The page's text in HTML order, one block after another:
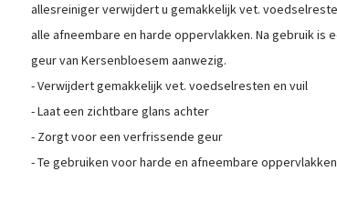
allesreiniger verwijdert u gemakkelijk vet.
alle afneembare en harde oppervlakken. Na gebruik is
geur van Kersenbloesem aanwezig.
- Verwijdert gemakkelijk vet. voedselresten en vuil
- Laat een zichtbare glans achter
- Zorgt voor een verfrissende geur
- Te gebruiken voor harde en afneembare oppervlakken